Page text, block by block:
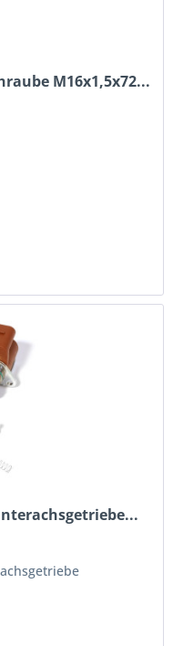
M16x1,5x72...